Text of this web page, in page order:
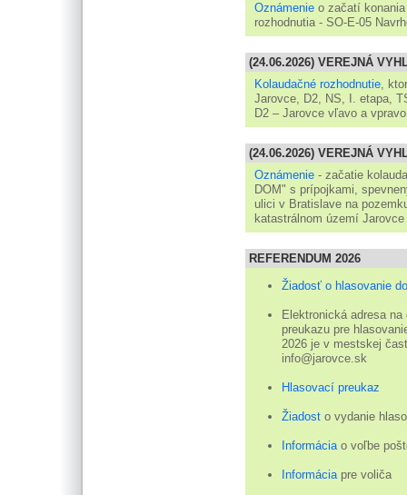
Oznámenieo začatí konania
rozhodnutia - SO-E-05
(24.06.2026) VEREJNÁ
Kolaudačné rozhodnutie,
Jarovce, D2, NS, I. etapa,
D2 – Jarovce vľavo a vpravo
(24.06.2026) VEREJNÁ
Oznámenie- začatie
DOM" s prípojkami,
ulici v Bratislave na
katastrálnom území Jarovce
REFERENDUM 2026
Žiadosť o hlasovanie
Elektronická adresa
preukazu pre
2026 je v mestskej
info@jarovce.sk
Hlasovací preukaz
Žiadost o vydanie
Informáciao voľbe
Informáciapre voliča